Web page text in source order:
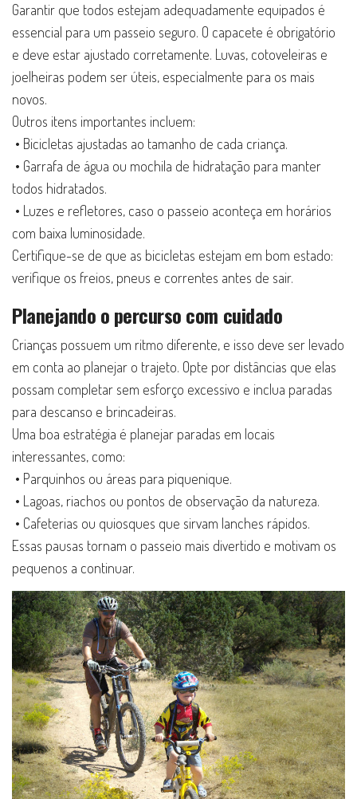
Garantir que todos estejam adequadamente equipados é
essencial para um passeio seguro. O capacete é obrigatório
e deve estar ajustado corretamente. Luvas, cotoveleiras e
joelheiras podem ser úteis, especialmente para os mais
novos.
Outros itens importantes incluem:
• Bicicletas ajustadas ao tamanho de cada criança.
• Garrafa de água ou mochila de hidratação para manter
todos hidratados.
• Luzes e refletores, caso o passeio aconteça em horários
com baixa luminosidade.
Certifique-se de que as bicicletas estejam em bom estado:
verifique os freios, pneus e correntes antes de sair.
Planejando o percurso com cuidado
Crianças possuem um ritmo diferente, e isso deve ser levado
em conta ao planejar o trajeto. Opte por distâncias que elas
possam completar sem esforço excessivo e inclua paradas
para descanso e brincadeiras.
Uma boa estratégia é planejar paradas em locais
interessantes, como:
• Parquinhos ou áreas para piquenique.
• Lagoas, riachos ou pontos de observação da natureza.
• Cafeterias ou quiosques que sirvam lanches rápidos.
Essas pausas tornam o passeio mais divertido e motivam os
pequenos a continuar.